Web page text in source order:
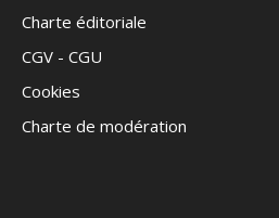
Charte éditoriale
CGV - CGU
Cookies
Charte de modération